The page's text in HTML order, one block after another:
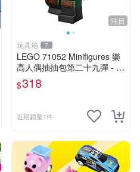
注目
玩具箱 7
LEGO 71052 Minifigures 樂
高人偶抽抽包第二十九彈 - 神
秘浪人（Mysterious Ronin）
$318
近期銷量1件